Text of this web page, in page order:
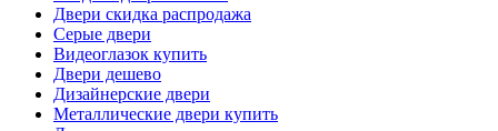
Двери скидка распродажа
Серые двери
Видеоглазок купить
Двери дешево
Дизайнерские двери
Металлические двери купить